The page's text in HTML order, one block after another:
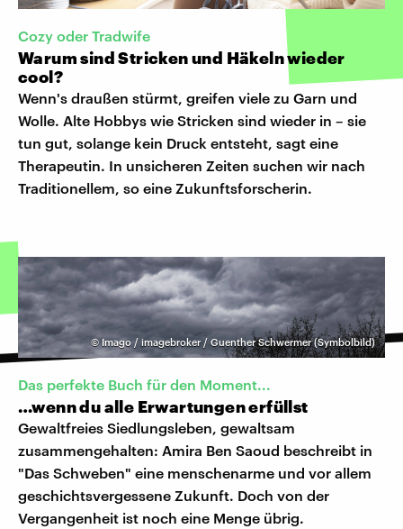
Cozy oder Tradwife
Warum sind Stricken und Häkeln wieder
cool?
Wenn's draußen stürmt, greifen viele zu Garn und
Wolle. Alte Hobbys wie Stricken sind wieder in – sie
tun gut, solange kein Druck entsteht, sagt eine
Therapeutin. In unsicheren Zeiten suchen wir nach
Traditionellem, so eine Zukunftsforscherin.
© Imago / imagebroker / Guenther Schwermer (Symbolbild)
Das perfekte Buch für den Moment...
…wenn du alle Erwartungen erfüllst
Gewaltfreies Siedlungsleben, gewaltsam
zusammengehalten: Amira Ben Saoud beschreibt in
"Das Schweben" eine menschenarme und vor allem
geschichtsvergessene Zukunft. Doch von der
Vergangenheit ist noch eine Menge übrig.